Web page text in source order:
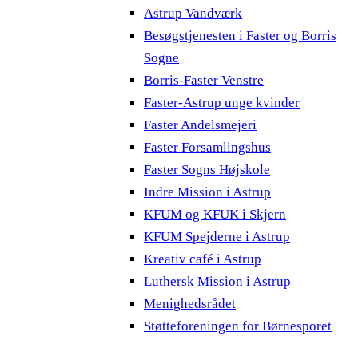
Astrup Vandværk
Besøgstjenesten i Faster og Borris
Sogne
Borris-Faster Venstre
Faster-Astrup unge kvinder
Faster Andelsmejeri
Faster Forsamlingshus
Faster Sogns Højskole
Indre Mission i Astrup
KFUM og KFUK i Skjern
KFUM Spejderne i Astrup
Kreativ café i Astrup
Luthersk Mission i Astrup
Menighedsrådet
Støtteforeningen for Børnesporet